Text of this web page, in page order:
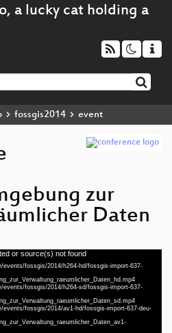
fossgis2014 event
zur
Daten
or source(s) not found
fossgis/2014/h264-hd/fossgis-import-637-
fossgis/2014/h264-sd/fossgis-import-637-
fossgis/2014/av1-hd/fossgis-import-637-deu-